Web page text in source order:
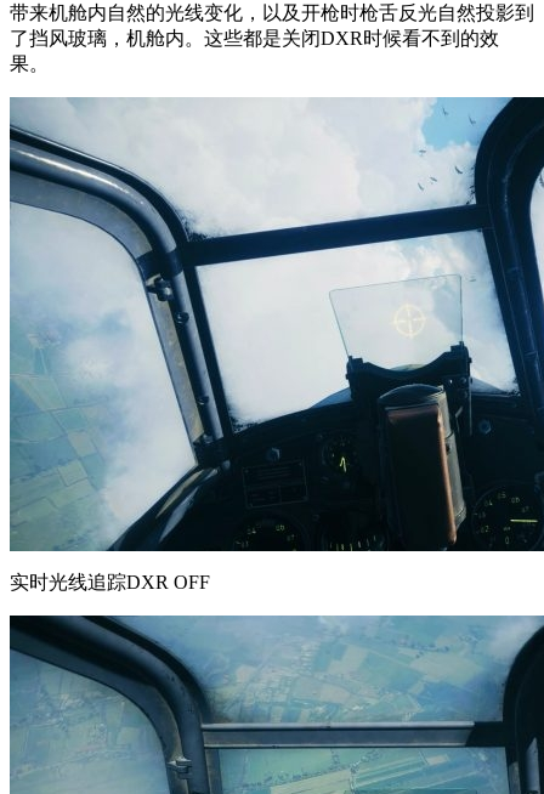
带来机舱内自然的光线变化，以及开枪时枪舌反光自然投影到
了挡风玻璃，机舱内。这些都是关闭DXR时候看不到的效
果。
实时光线追踪DXR OFF